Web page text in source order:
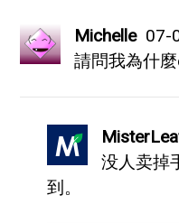
Michelle 07-
請問我為什
没人卖掉
到。